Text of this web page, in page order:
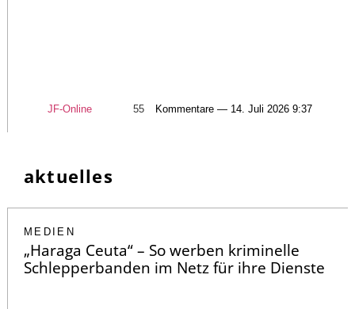
JF-Online 55 Kommentare — 14. Juli 2026 9:37
aktuelles
MEDIEN
„Haraga Ceuta“ – So werben kriminelle
Schlepperbanden im Netz für ihre Dienste